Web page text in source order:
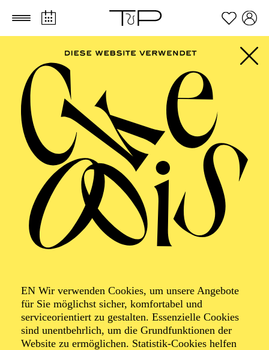
Zum Hauptinhalt springen Zum Footer springen
EN Wir verwenden Cookies, um unsere Angebote
für Sie möglichst sicher, komfortabel und
serviceorientiert zu gestalten. Essenzielle Cookies
sind unentbehrlich, um die Grundfunktionen der
Website zu ermöglichen. Statistik-Cookies helfen
FILTER
MARCH 2027
PHILHARMONIE ESSEN
Monday
01.03.2027
10:00 - 10:45
RWE Pavillon
ABENTEUER MUSIK
EINE WELTMUSIK-REISE
Für Kinder von 3 bis 6 Jahren